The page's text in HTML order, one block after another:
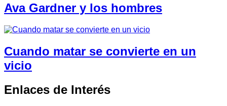
Ava Gardner y los hombres
Cuando matar se convierte en un
vicio
Enlaces de Interés